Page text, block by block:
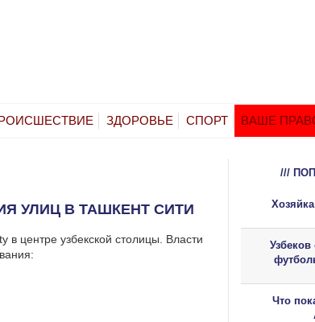
ЗДОРОВЬЕ СПОРТ ВАШЕ
УЛИЦ В ТАШКЕНТ СИТИ
центре узбекской столицы. Власти
///
Узбеков
Что